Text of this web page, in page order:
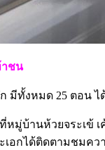
าชน
มีทั้งหมด 25 ตอน
มู่บ้านห้วยจระเข้
อกได้ติดตามชมคว